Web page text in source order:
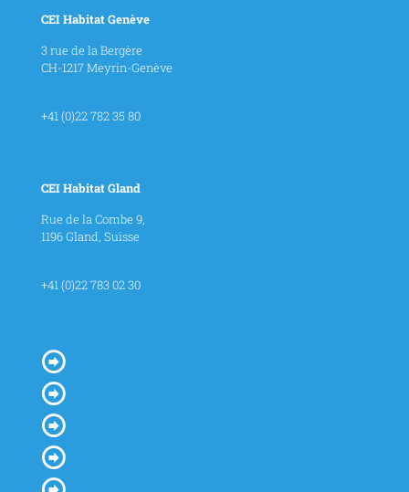
CEI Habitat Genève
3 rue de la Bergère
CH-1217 Meyrin-Genève
+41 (0)22 782 35 80
CEI Habitat Gland
Rue de la Combe 9,
1196 Gland, Suisse
+41 (0)22 783 02 30